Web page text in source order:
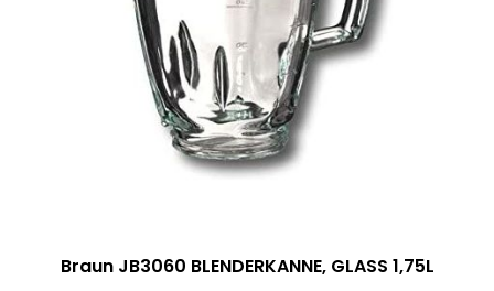
Braun JB3060 BLENDERKANNE, GLASS 1,75L